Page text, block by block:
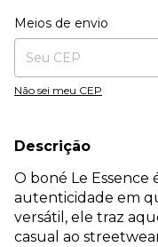
Entregas para o CEP:
Meios de envio
Não sei meu CEP
Descrição
O boné Le Essence
autenticidade em
versátil, ele traz
casual ao